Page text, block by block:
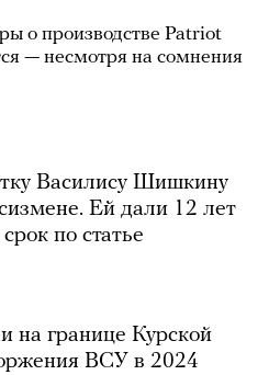
о производстве Patriot
— несмотря на сомнения
Василису Шишкину
Ей дали 12 лет
по статье
на границе Курской
ВСУ в 2024